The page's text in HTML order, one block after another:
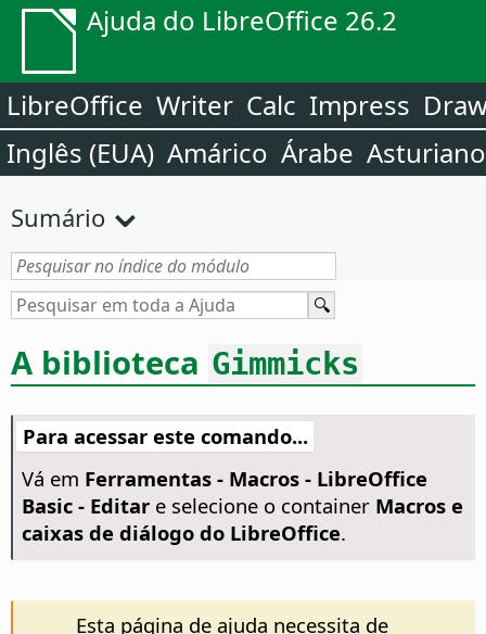
Ajuda do LibreOffice 26.2
LibreOffice Writer Calc Impress
Inglês (EUA) Amárico Árabe Asturiano
Sumário
A biblioteca Gimmicks
Para acessar este comando...
Vá em Ferramentas - Macros - LibreOffice
Basic - Editare selecione o container Macros e
caixas de diálogo do LibreOffice.
Esta página de ajuda necessita de